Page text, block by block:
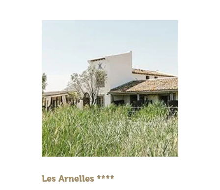
Les Arnelles ****